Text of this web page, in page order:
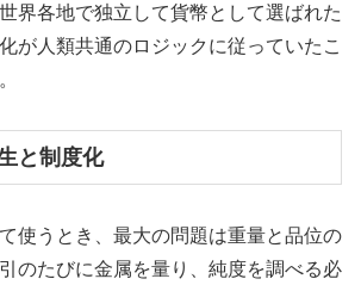
界各地で独立して貨幣として選ばれた
が人類共通のロジックに従っていたこ
と制度化
使うとき、最大の問題は重量と品位の
のたびに金属を量り、純度を調べる必